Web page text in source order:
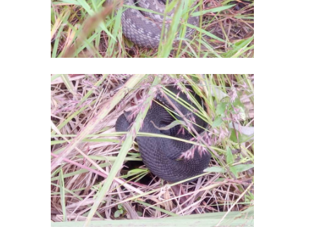
РЕКОМЕНДУЕМ
мошенничество
прокуратура
Поделиться статьей: